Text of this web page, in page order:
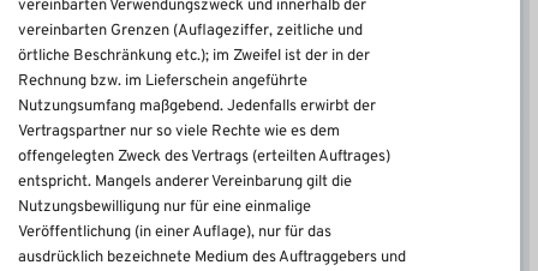
vereinbarten Verwendungszweck und innerhalb der
vereinbarten Grenzen (Auflageziffer, zeitliche und
örtliche Beschränkung etc.); im Zweifel ist der in der
Rechnung bzw. im Lieferschein angeführte
Nutzungsumfang maßgebend. Jedenfalls erwirbt der
Vertragspartner nur so viele Rechte wie es dem
offengelegten Zweck des Vertrags (erteilten Auftrages)
entspricht. Mangels anderer Vereinbarung gilt die
Nutzungsbewilligung nur für eine einmalige
Veröffentlichung (in einer Auflage), nur für das
ausdrücklich bezeichnete Medium des Auftraggebers und